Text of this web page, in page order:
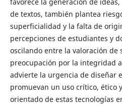
de textos, también plantea
superficialidad y la falta de
percepciones de estudiantes y
oscilando entre la valoración de
preocupación por la integridad
advierte la urgencia de diseñar
promuevan un uso crítico, ético
orientado de estas tecnologías